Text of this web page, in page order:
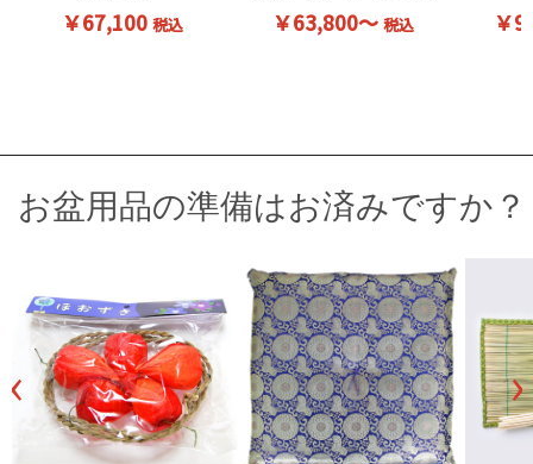
￥67,100 税込 ￥63,800～税込 ￥
お盆用品の準備はお済みですか？
‹ ›